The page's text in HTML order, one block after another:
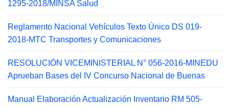
1295-2018/MINSA Salud
Reglamento Nacional Vehículos Texto Único DS 019-
2018-MTC Transportes y Comunicaciones
RESOLUCIÓN VICEMINISTERIAL N° 056-2016-MINEDU
Aprueban Bases del IV Concurso Nacional de Buenas
Manual Elaboración Actualización Inventario RM 505-